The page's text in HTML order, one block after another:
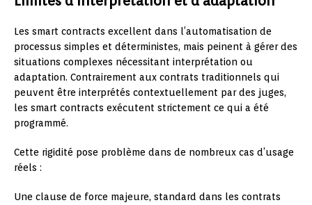
Les smart contracts excellent dans l’automatisation de
processus simples et déterministes, mais peinent à gérer des
situations complexes nécessitant interprétation ou
adaptation. Contrairement aux contrats traditionnels qui
peuvent être interprétés contextuellement par des juges,
les smart contracts exécutent strictement ce qui a été
programmé.
Cette rigidité pose problème dans de nombreux cas d’usage
réels :
Une clause de force majeure, standard dans les contrats